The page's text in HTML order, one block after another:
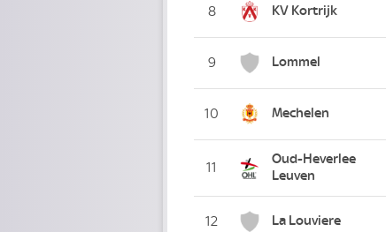
8 KV Kortrijk
9 Lommel
10 Mechelen
11
Oud-Heverlee
Leuven
12 La Louviere